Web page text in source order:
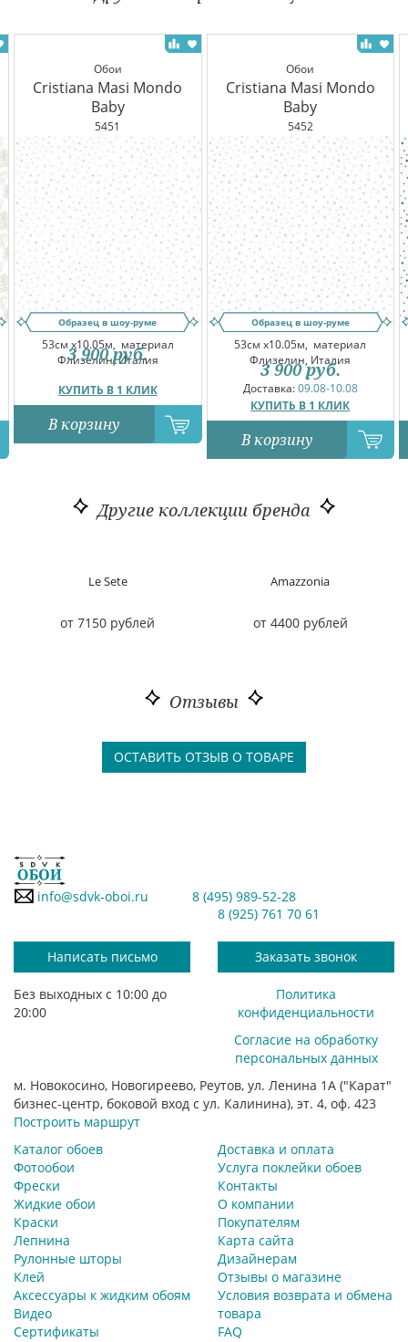
Обои
Cristiana Masi Mondo
Baby
5451
Образец в шоу-руме
53см x10.05м, материал
Флизелин, Италия
КУПИТЬ В 1 КЛИК
3 900 руб.
В корзину
Обои
Cristiana Masi Mondo
Baby
5452
Образец в шоу-руме
53см x10.05м, материал
Флизелин, Италия
Доставка:09.08-10.08
КУПИТЬ В 1 КЛИК
3 900 руб.
В корзину
Другие коллекции бренда
Le Sete
от 7150 рублей
Amazzonia
от 4400 рублей
Отзывы
ОСТАВИТЬ ОТЗЫВ О ТОВАРЕ
info@sdvk-oboi.ru
8 (495) 989-52-28
8 (925) 761 70 61
Написать письмо Заказать звонок
Без выходных с 10:00 до
20:00
Политика
конфиденциальности
Согласие на обработку
персональных данных
м. Новокосино, Новогиреево, Реутов, ул. Ленина 1А ("Карат"
бизнес-центр, боковой вход с ул. Калинина), эт. 4, оф. 423
Построить маршрут
Каталог обоев
Фотообои
Фрески
Жидкие обои
Краски
Лепнина
Рулонные шторы
Клей
Аксессуары к жидким обоям
Видео
Сертификаты
Доставка и оплата
Услуга поклейки обоев
Контакты
О компании
Покупателям
Карта сайта
Дизайнерам
Отзывы о магазине
Условия возврата и обмена
товара
FAQ